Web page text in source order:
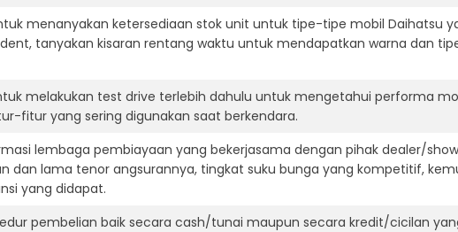
menanyakan ketersediaan stok unit untuk tipe-tipe mobil Daihatsu
tanyakan kisaran rentang waktu untuk mendapatkan warna dan
melakukan test drive terlebih dahulu untuk mengetahui performa
fitur yang sering digunakan saat berkendara.
lembaga pembiayaan yang bekerjasama dengan pihak dealer/
dan lama tenor angsurannya, tingkat suku bunga yang kompetitif,
yang didapat.
pembelian baik secara cash/tunai maupun secara kredit/cicilan